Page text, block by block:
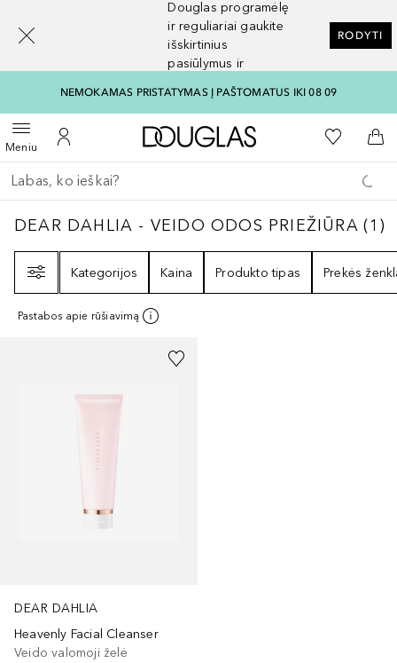
Douglas programėlę
ir reguliariai gaukite
išskirtinius
pasiūlymus ir
RODYTI
NEMOKAMAS PRISTATYMAS Į PAŠTOMATUS IKI 08 09
MeniuAtidaryti meniuĮ mano paskyrą
Į Douglas pagrindinį
Į mano
Į
Grįžk atgal
Vykdykite paiešką
DEAR DAHLIA - VEIDO ODOS PRIEŽIŪRA 1
DEAR DAHLIA - VEIDO ODOS PRIEŽIŪRA (1 )
Kategorijos
Kaina Produkto tipas Prekės
Pastabos apie rūšiavimą
DEAR DAHLIA
Heavenly Facial Cleanser
Veido valomoji želė
[navigation.slideout.screenreader]